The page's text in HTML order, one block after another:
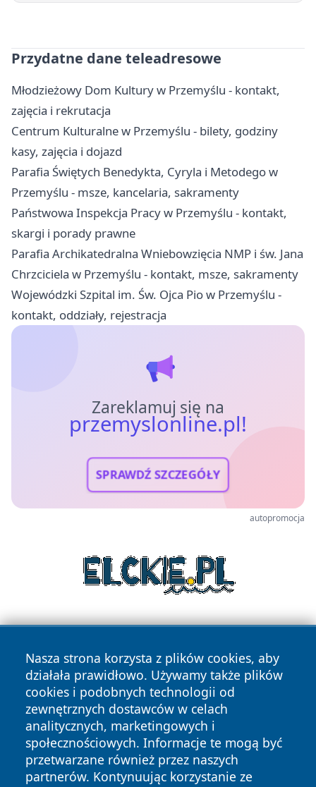
Przydatne dane teleadresowe
Młodzieżowy Dom Kultury w Przemyślu - kontakt,
zajęcia i rekrutacja
Centrum Kulturalne w Przemyślu - bilety, godziny
kasy, zajęcia i dojazd
Parafia Świętych Benedykta, Cyryla i Metodego w
Przemyślu - msze, kancelaria, sakramenty
Państwowa Inspekcja Pracy w Przemyślu - kontakt,
skargi i porady prawne
Parafia Archikatedralna Wniebowzięcia NMP i św. Jana
Chrzciciela w Przemyślu - kontakt, msze, sakramenty
Wojewódzki Szpital im. Św. Ojca Pio w Przemyślu -
kontakt, oddziały, rejestracja
Zareklamuj się na
przemyslonline.pl!
SPRAWDŹ SZCZEGÓŁY
autopromocja
Nasza strona korzysta z plików cookies, aby
działała prawidłowo. Używamy także plików
cookies i podobnych technologii od
zewnętrznych dostawców w celach
analitycznych, marketingowych i
społecznościowych. Informacje te mogą być
przetwarzane również przez naszych
partnerów. Kontynuując korzystanie ze
Copyright © 2026 przemyslonline.pl Wszystkie prawa
zastrzeżone.
Polityka
Polityka